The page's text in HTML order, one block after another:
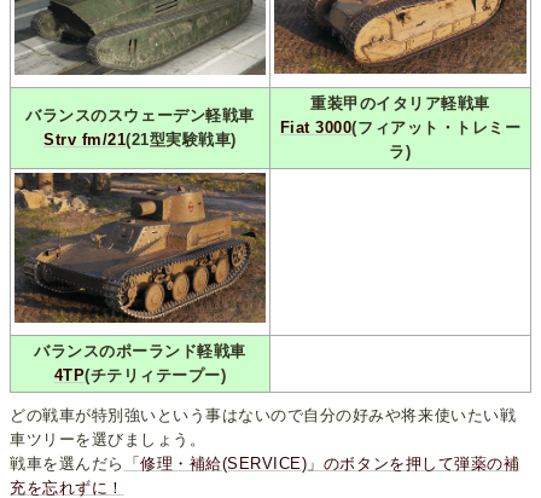
バランスのスウェーデン軽戦車
Strv fm/21(21型実験戦車)
重装甲のイタリア軽戦車
Fiat 3000(フィアット・トレミー
ラ)
バランスのポーランド軽戦車
4TP(チテリィテープー)
どの戦車が特別強いという事はないので自分の好みや将来使いたい戦
車ツリーを選びましょう。
戦車を選んだら
「修理・補給(SERVICE)」のボタンを押して弾薬の補
充を忘れずに！